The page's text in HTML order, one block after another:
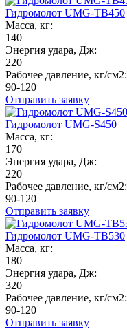
Гидромолот UMG-TB450
Масса, кг:
140
Энергия удара, Дж:
220
Рабочее давление, кг/см2:
90-120
Отправить заявку
Гидромолот UMG-S450
Масса, кг:
170
Энергия удара, Дж:
220
Рабочее давление, кг/см2:
90-120
Отправить заявку
Гидромолот UMG-TB530
Масса, кг:
180
Энергия удара, Дж:
320
Рабочее давление, кг/см2:
90-120
Отправить заявку